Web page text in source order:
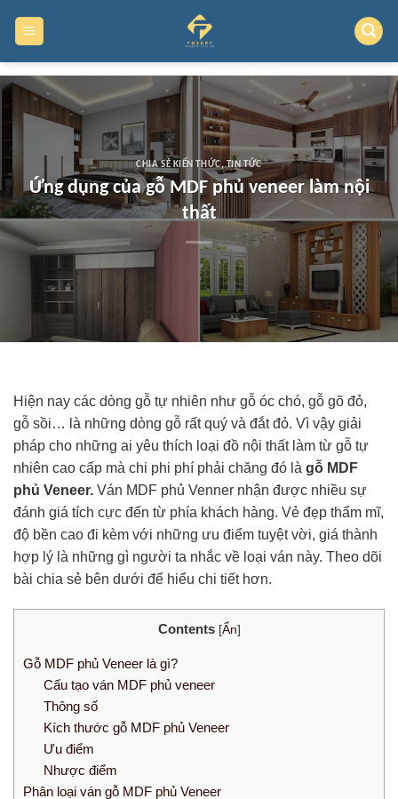
CHIA SẺ KIẾN THỨC,TIN TỨC
Ứng dụng của gỗ MDF phủ veneer làm nội
thất
Hiện nay các dòng gỗ tự nhiên như gỗ óc chó, gỗ gõ đỏ,
gỗ sồi… là những dòng gỗ rất quý và đắt đỏ. Vì vậy giải
pháp cho những ai yêu thích loại đồ nội thất làm từ gỗ tự
nhiên cao cấp mà chi phi phí phải chăng đó là gỗ MDF
phủ Veneer. Ván MDF phủ Venner nhận được nhiều sự
đánh giá tích cực đến từ phía khách hàng. Vẻ đẹp thẩm mĩ,
độ bền cao đi kèm với những ưu điểm tuyệt vời, giá thành
hợp lý là những gì người ta nhắc về loại ván này. Theo dõi
bài chia sẻ bên dưới để hiểu chi tiết hơn.
Contents [Ẩn]
Gỗ MDF phủ Veneer là gì?
Cấu tạo ván MDF phủ veneer
Thông số
Kích thước gỗ MDF phủ Veneer
Ưu điểm
Nhược điểm
Phân loại ván gỗ MDF phủ Veneer